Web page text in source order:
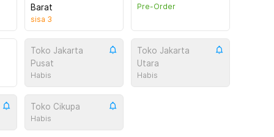
Barat
sisa 3
Pre-Order
Toko Jakarta
Pusat
Habis
Toko Jakarta
Utara
Habis
Toko Cikupa
Habis